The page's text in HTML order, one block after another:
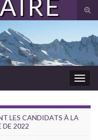
LES CANDIDATS À LA
DE 2022